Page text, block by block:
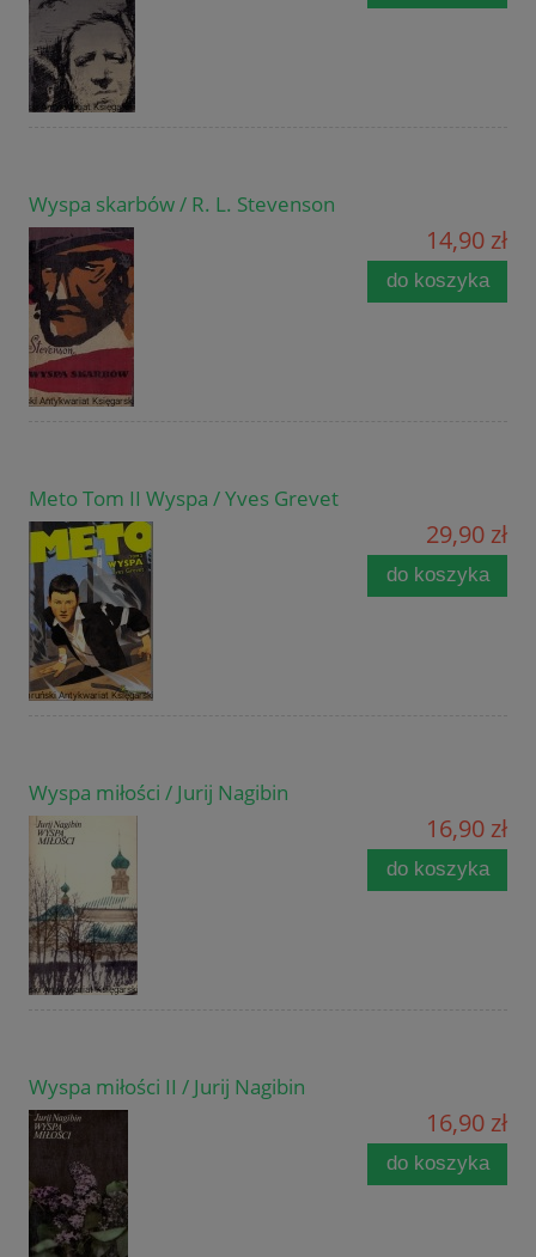
Wyspa skarbów / R. L. Stevenson
14,90 zł
do koszyka
Meto Tom II Wyspa / Yves Grevet
29,90 zł
do koszyka
Wyspa miłości / Jurij Nagibin
16,90 zł
do koszyka
Wyspa miłości II / Jurij Nagibin
16,90 zł
do koszyka